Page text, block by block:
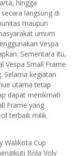
hingga
langsung di
maupun
umum
Vespa
Sementara itu,
Vespa Small Frame
Selama kegiatan
utama tetap
dapat menikmati
Frame yang
terbaik milik
Walikota Cup
Bola Voly